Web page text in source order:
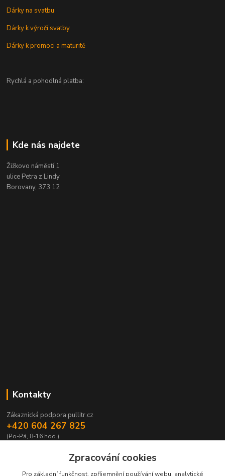
Dárky na svatbu
Dárky k výročí svatby
Dárky k promoci a maturitě
Rychlá a pohodlná platba:
Kde nás najdete
Žižkovo náměstí 1
ulice Petra z Lindy
Borovany, 373 12
Kontakty
Zákaznická podpora pullitr.cz
+420 604 267 825
(Po-Pá, 8-16 hod.)
Zpracování cookies
Pro základní funkčnost, zpříjemnění používání webu, analytické